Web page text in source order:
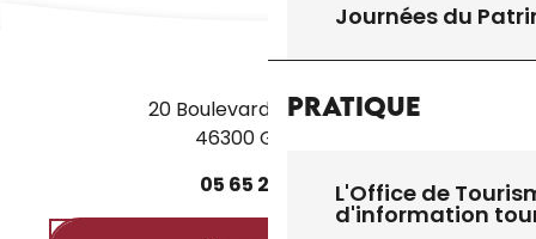
Journées du
Pratique
L'Office de
d'information
20 Boulevard des Martyrs
46300 Gourdon
05 65 27 50